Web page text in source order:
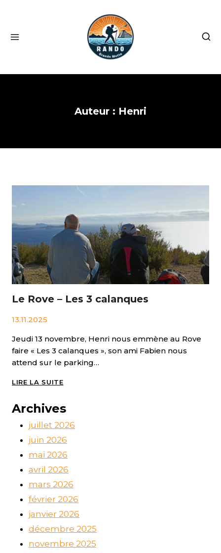
Auteur : Henri
Le Rove – Les 3 calanques
13.11.2025
Jeudi 13 novembre, Henri nous emmène au Rove
faire « Les 3 calanques », son ami Fabien nous
attend sur le parking…
LIRE LA SUITE
LES
3
CALANQUES
Archives
juillet 2026
juin 2026
mai 2026
avril 2026
mars 2026
février 2026
janvier 2026
décembre 2025
novembre 2025